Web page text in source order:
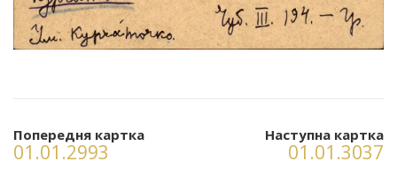
Попередня картка
01.01.2993
Наступна картка
01.01.3037